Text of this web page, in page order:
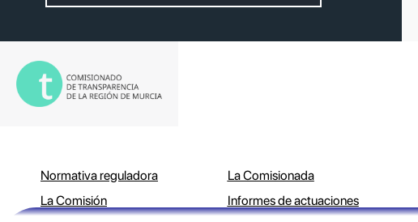
Normativa reguladora
La Comisionada
La Comisión
Informes de actuaciones